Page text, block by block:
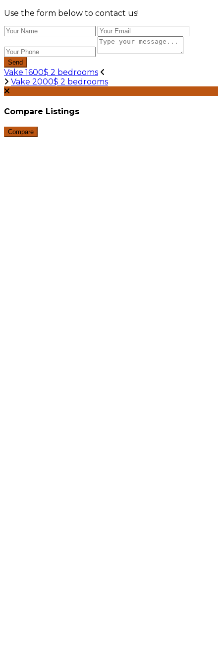
Use the form below to contact us!
Send
Vake 1600$ 2 bedrooms
Vake 2000$ 2 bedrooms
Compare Listings
Compare